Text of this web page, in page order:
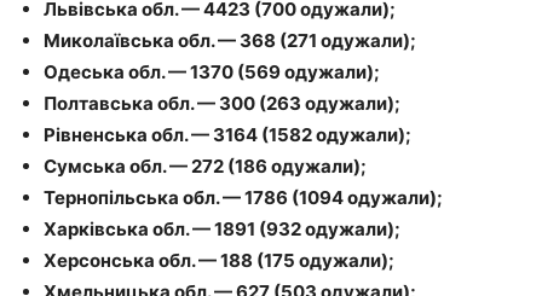
Львівська обл. — 4423 (700 одужали);
Миколаївська обл. — 368 (271 одужали);
Одеська обл. — 1370 (569 одужали);
Полтавська обл. — 300 (263 одужали);
Рівненська обл. — 3164 (1582 одужали);
Сумська обл. — 272 (186 одужали);
Тернопільська обл. — 1786 (1094 одужали);
Харківська обл. — 1891 (932 одужали);
Херсонська обл. — 188 (175 одужали);